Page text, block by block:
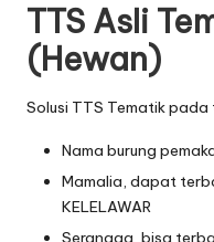
TTS Asli
(Hewan)
Solusi TTS Tematik pada
Nama burung
Mamalia, dapat
KELELAWAR
Serangga, bisa